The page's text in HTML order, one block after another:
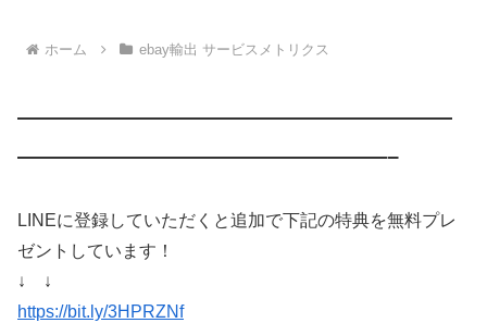
ホーム ebay輸出 サービスメトリクス
————————————————————
—————————————————–
LINEに登録していただくと追加で下記の特典を無料プレ
ゼントしています！
↓ ↓
https://bit.ly/3HPRZNf